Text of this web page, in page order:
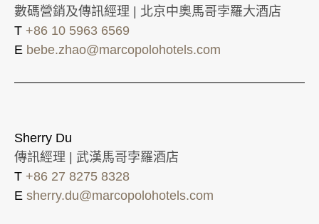
數碼營銷及傳訊經理 | 北京中奧馬哥孛羅大酒店
T +86 10 5963 6569
E bebe.zhao@marcopolohotels.com
Sherry Du
傳訊經理 | 武漢馬哥孛羅酒店
T +86 27 8275 8328
E sherry.du@marcopolohotels.com